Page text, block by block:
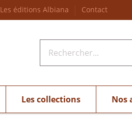
Les éditions Albiana Contact
Les collections Nos